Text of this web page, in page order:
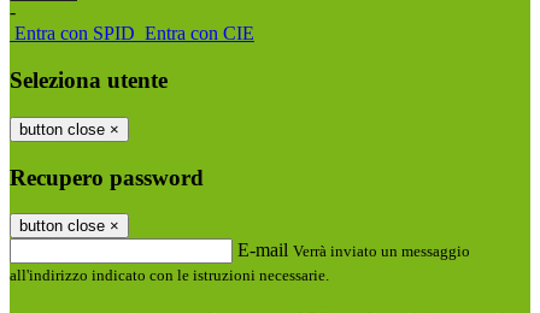
-
Entra con SPID Entra con CIE
Seleziona utente
button close ×
Recupero password
button close ×
E-mail Verrà inviato un messaggio
all'indirizzo indicato con le istruzioni necessarie.